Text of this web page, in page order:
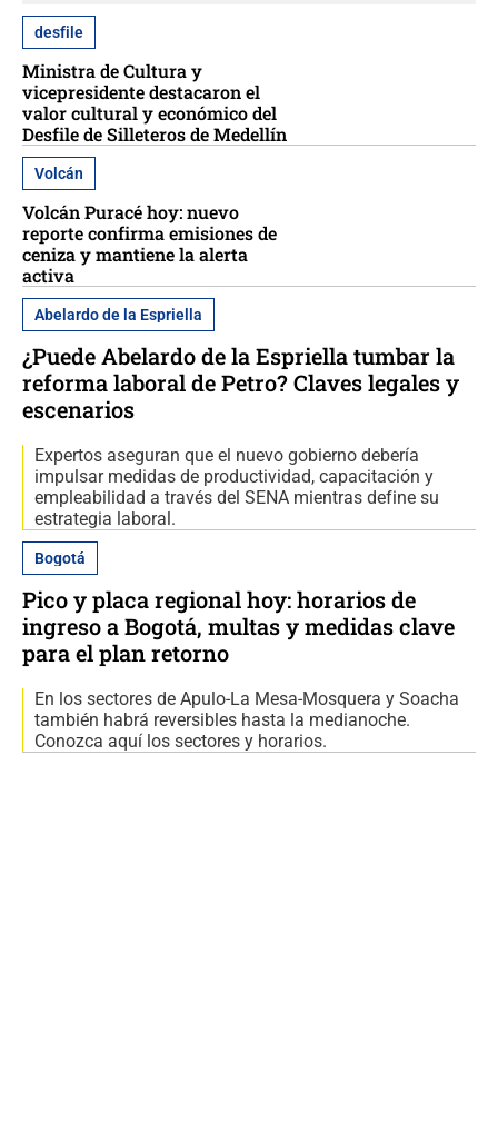
desfile
Ministra de Cultura y
vicepresidente destacaron el
valor cultural y económico del
Desfile de Silleteros de Medellín
Volcán
Volcán Puracé hoy: nuevo
reporte confirma emisiones de
ceniza y mantiene la alerta
activa
Abelardo de la Espriella
¿Puede Abelardo de la Espriella tumbar la
reforma laboral de Petro? Claves legales y
escenarios
Expertos aseguran que el nuevo gobierno debería
impulsar medidas de productividad, capacitación y
empleabilidad a través del SENA mientras define su
estrategia laboral.
Bogotá
Pico y placa regional hoy: horarios de
ingreso a Bogotá, multas y medidas clave
para el plan retorno
En los sectores de Apulo-La Mesa-Mosquera y Soacha
también habrá reversibles hasta la medianoche.
Conozca aquí los sectores y horarios.